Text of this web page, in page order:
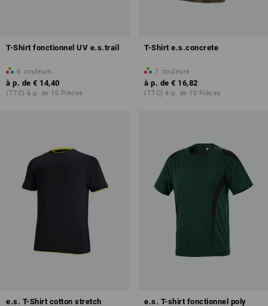
T-Shirt fonctionnel UV e.s.trail
6 couleurs
à p. de € 14,40
(TTC) à p. de 10 Pièces
T-Shirt e.s.concrete
7 couleurs
à p. de € 16,82
(TTC) à p. de 10 Pièces
e.s. T-Shirt cotton stretch
e.s. T-shirt fonctionnel poly